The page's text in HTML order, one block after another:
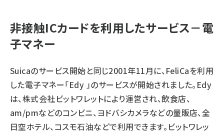
非接触ICカードを利用したサービス－電
子マネー
Suicaのサービス開始と同じ2001年11月に、FeliCaを利用
した電子マネー「Edy 」のサービスが開始されました。Edy
は、株式会社ビットワレットにより運営され、飲食店、
am/pmなどのコンビニ、ヨドバシカメラなどの量販店、全
日空ホテル、コスモ石油などで利用できます。ビットワレッ